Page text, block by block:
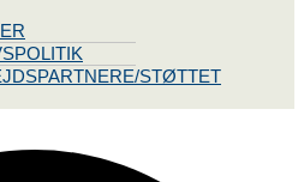
STØTTET